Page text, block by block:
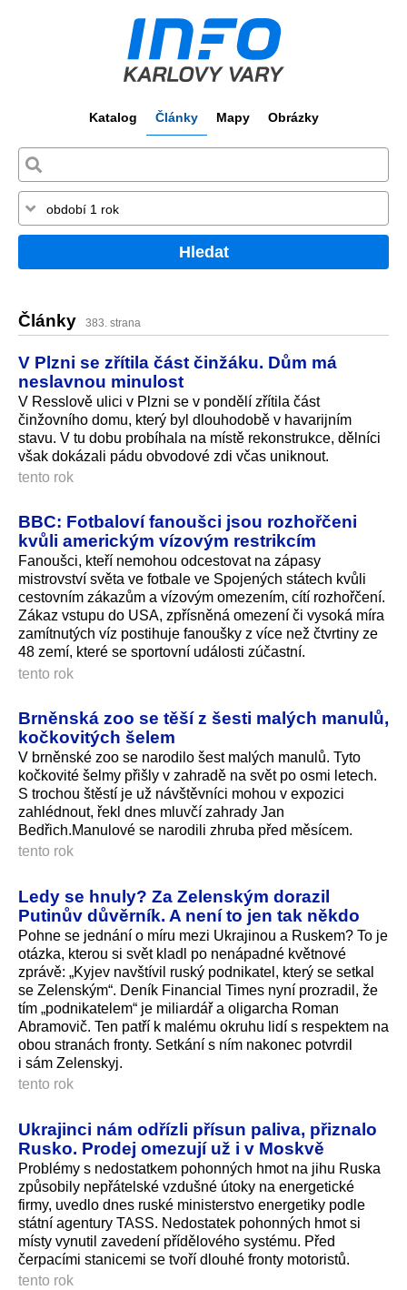
Katalog Články Mapy Obrázky
Hledat
Články 383. strana
V Plzni se zřítila část činžáku. Dům má
neslavnou minulost
V Resslově ulici v Plzni se v pondělí zřítila část
činžovního domu, který byl dlouhodobě v havarijním
stavu. V tu dobu probíhala na místě rekonstrukce, dělníci
však dokázali pádu obvodové zdi včas uniknout.
tento rok
BBC: Fotbaloví fanoušci jsou rozhořčeni
kvůli americkým vízovým restrikcím
Fanoušci, kteří nemohou odcestovat na zápasy
mistrovství světa ve fotbale ve Spojených státech kvůli
cestovním zákazům a vízovým omezením, cítí rozhořčení.
Zákaz vstupu do USA, zpřísněná omezení či vysoká míra
zamítnutých víz postihuje fanoušky z více než čtvrtiny ze
48 zemí, které se sportovní události zúčastní.
tento rok
Brněnská zoo se těší z šesti malých manulů,
kočkovitých šelem
V brněnské zoo se narodilo šest malých manulů. Tyto
kočkovité šelmy přišly v zahradě na svět po osmi letech.
S trochou štěstí je už návštěvníci mohou v expozici
zahlédnout, řekl dnes mluvčí zahrady Jan
Bedřich.Manulové se narodili zhruba před měsícem.
tento rok
Ledy se hnuly? Za Zelenským dorazil
Putinův důvěrník. A není to jen tak někdo
Pohne se jednání o míru mezi Ukrajinou a Ruskem? To je
otázka, kterou si svět kladl po nenápadné květnové
zprávě: „Kyjev navštívil ruský podnikatel, který se setkal
se Zelenským“. Deník Financial Times nyní prozradil, že
tím „podnikatelem“ je miliardář a oligarcha Roman
Abramovič. Ten patří k malému okruhu lidí s respektem na
obou stranách fronty. Setkání s ním nakonec potvrdil
i sám Zelenskyj.
tento rok
Ukrajinci nám odřízli přísun paliva, přiznalo
Rusko. Prodej omezují už i v Moskvě
Problémy s nedostatkem pohonných hmot na jihu Ruska
způsobily nepřátelské vzdušné útoky na energetické
firmy, uvedlo dnes ruské ministerstvo energetiky podle
státní agentury TASS. Nedostatek pohonných hmot si
místy vynutil zavedení přídělového systému. Před
čerpacími stanicemi se tvoří dlouhé fronty motoristů.
tento rok